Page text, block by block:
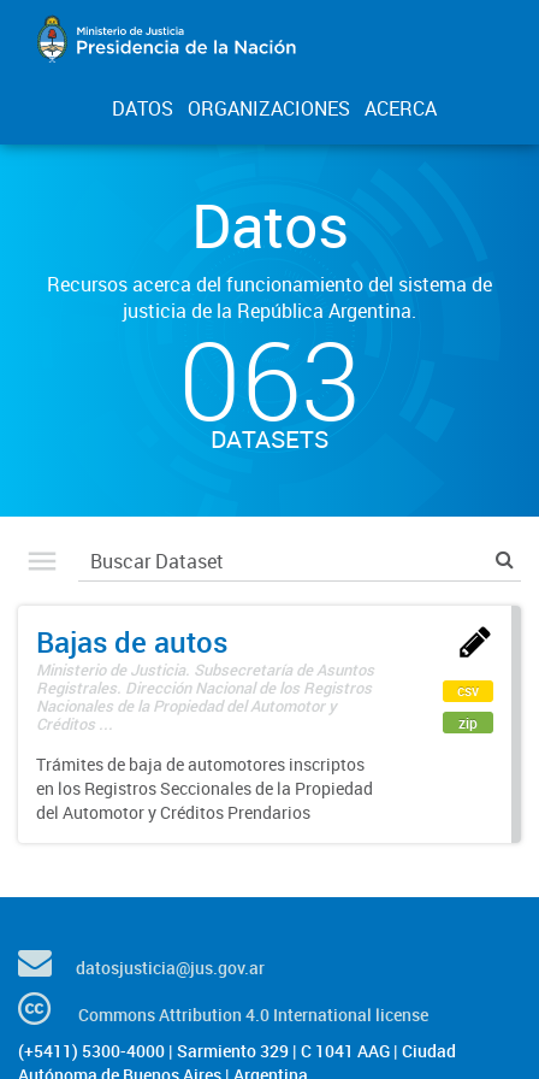
DATOS ORGANIZACIONES ACERCA
Datos
Recursos acerca del funcionamiento del sistema de
justicia de la República Argentina.
063
DATASETS
Bajas de autos
Ministerio de Justicia. Subsecretaría de Asuntos
Registrales. Dirección Nacional de los Registros
Nacionales de la Propiedad del Automotor y
Créditos ...
Trámites de baja de automotores inscriptos
en los Registros Seccionales de la Propiedad
del Automotor y Créditos Prendarios
csv
zip
datosjusticia@jus.gov.ar
Commons Attribution 4.0 International license
(+5411) 5300-4000 | Sarmiento 329 | C 1041 AAG | Ciudad